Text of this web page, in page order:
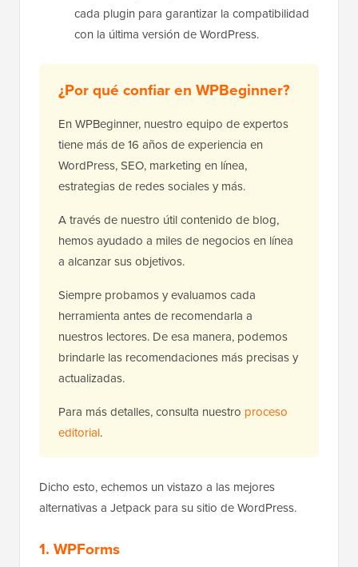
cada plugin para garantizar la compatibilidad
con la última versión de WordPress.
¿Por qué confiar en WPBeginner?
En WPBeginner, nuestro equipo de expertos
tiene más de 16 años de experiencia en
WordPress, SEO, marketing en línea,
estrategias de redes sociales y más.
A través de nuestro útil contenido de blog,
hemos ayudado a miles de negocios en línea
a alcanzar sus objetivos.
Siempre probamos y evaluamos cada
herramienta antes de recomendarla a
nuestros lectores. De esa manera, podemos
brindarle las recomendaciones más precisas y
actualizadas.
Para más detalles, consulta nuestro proceso
editorial.
Dicho esto, echemos un vistazo a las mejores
alternativas a Jetpack para su sitio de WordPress.
1. WPForms